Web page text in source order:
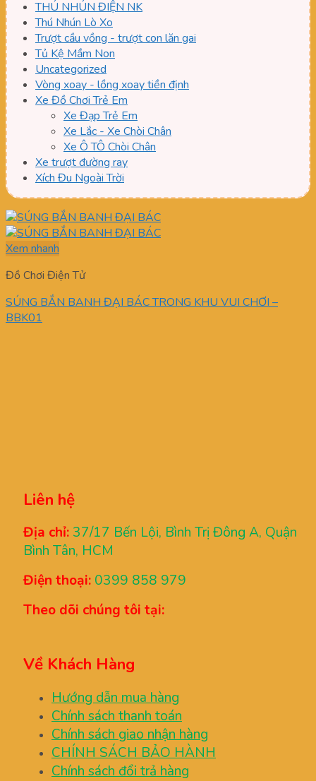
THÚ NHÚN ĐIỆN NK
Thú Nhún Lò Xo
Trượt cầu vồng - trượt con lăn gai
Tủ Kệ Mầm Non
Uncategorized
Vòng xoay - lồng xoay tiền định
Xe Đồ Chơi Trẻ Em
Xe Đạp Trẻ Em
Xe Lắc - Xe Chòi Chân
Xe Ô TÔ Chòi Chân
Xe trượt đường ray
Xích Đu Ngoài Trời
Xem nhanh
Đồ Chơi Điện Tử
SÚNG BẮN BANH ĐẠI BÁC TRONG KHU VUI CHƠI –
BBK01
Liên hệ
Địa chỉ: 37/17 Bến Lội, Bình Trị Đông A, Quận
Bình Tân, HCM
Điện thoại: 0399 858 979
Theo dõi chúng tôi tại:
Về Khách Hàng
Hướng dẫn mua hàng
Chính sách thanh toán
Chính sách giao nhận hàng
CHÍNH SÁCH BẢO HÀNH
Chính sách đổi trả hàng